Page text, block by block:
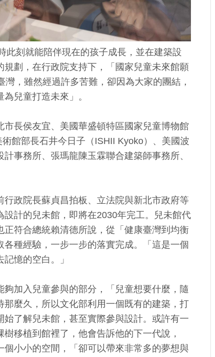
此刻就能陪伴現在的孩子成長，並在建築設
劃，在行政院支持下，「國家兒童未來館願
，雖然經過許多苦難，卻因為大家的團結，
兒童打造未來」。
長侯友宜、美國華盛頓特區國家兒童博物館
館部長石井今日子（ISHII Kyoko）、美國波
事務所、張瑪龍陳玉霖聯合建築師事務所、
政院長蘇貞昌拍板、立法院與新北市政府等
計的兒未館，即將在2030年完工。兒未館代
符合總統賴清德所說，從「健康臺灣到均衡
種經驗，一步一步的落實完成。「這是一個
憶的空白。」
加入兒童參與的部分，「兒童想要什麼，隨
麼久，所以文化部利用一個既有的建築，打
了解兒未館，甚至實際參與設計。或許有一
移植到館裡了，他會告訴他的下一代說，
小小的空間，「卻可以帶來非常多的夢想與